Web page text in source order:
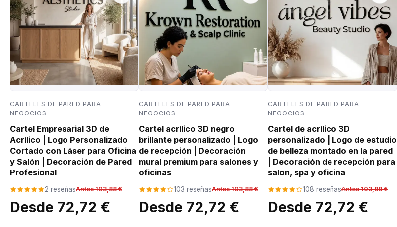
CARTELES DE PARED PARA
NEGOCIOS
Cartel Empresarial 3D de
Acrílico | Logo Personalizado
Cortado con Láser para Oficina
y Salón | Decoración de Pared
Profesional
2 reseñasAntes 103,88 €
Desde 72,72 €
CARTELES DE PARED PARA
NEGOCIOS
Cartel acrílico 3D negro
brillante personalizado | Logo
de recepción | Decoración
mural premium para salones y
oficinas
103 reseñasAntes 103,88 €
Desde 72,72 €
CARTELES DE PARED PARA
NEGOCIOS
Cartel de acrílico 3D
personalizado | Logo de estudio
de belleza montado en la pared
| Decoración de recepción para
salón, spa y oficina
108 reseñasAntes 103,88 €
Desde 72,72 €